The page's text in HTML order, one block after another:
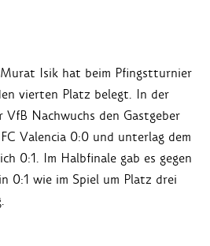
Murat Isik hat beim Pfingstturnier
vierten Platz belegt. In der
Nachwuchs den Gastgeber
Valencia 0:0 und unterlag dem
0:1. Im Halbfinale gab es gegen
0:1 wie im Spiel um Platz drei